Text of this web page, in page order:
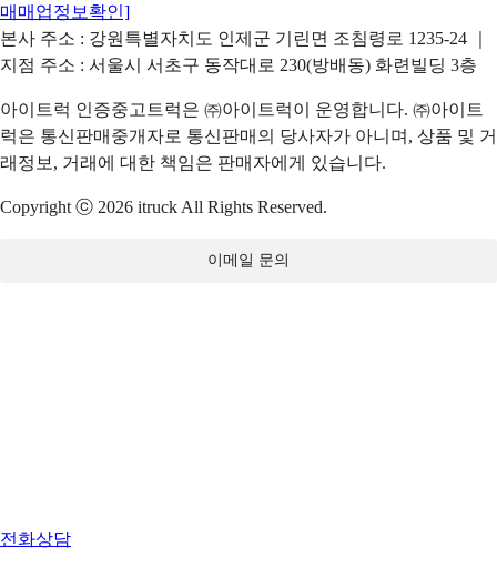
매매업정보확인]
본사 주소 : 강원특별자치도 인제군 기린면 조침령로 1235-24 ｜
지점 주소 : 서울시 서초구 동작대로 230(방배동) 화련빌딩 3층
아이트럭 인증중고트럭은 ㈜아이트럭이 운영합니다. ㈜아이트
럭은 통신판매중개자로 통신판매의 당사자가 아니며, 상품 및 거
래정보, 거래에 대한 책임은 판매자에게 있습니다.
Copyright ⓒ 2026 itruck All Rights Reserved.
이메일 문의
전화상담